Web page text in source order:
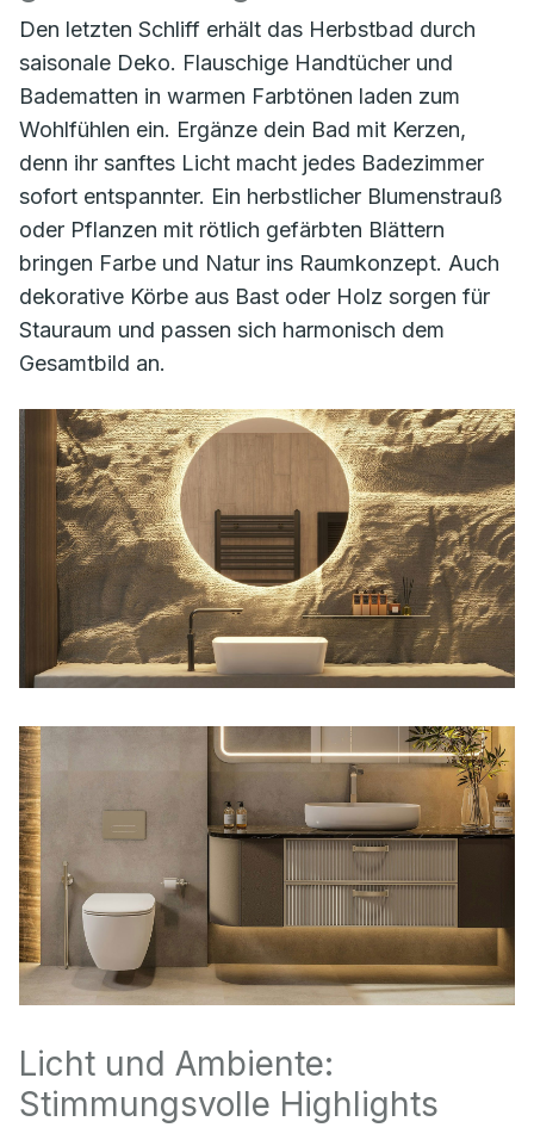
Den letzten Schliff erhält das Herbstbad durch
saisonale Deko. Flauschige Handtücher und
Badematten in warmen Farbtönen laden zum
Wohlfühlen ein. Ergänze dein Bad mit Kerzen,
denn ihr sanftes Licht macht jedes Badezimmer
sofort entspannter. Ein herbstlicher Blumenstrauß
oder Pflanzen mit rötlich gefärbten Blättern
bringen Farbe und Natur ins Raumkonzept. Auch
dekorative Körbe aus Bast oder Holz sorgen für
Stauraum und passen sich harmonisch dem
Gesamtbild an.
Licht und Ambiente:
Stimmungsvolle Highlights